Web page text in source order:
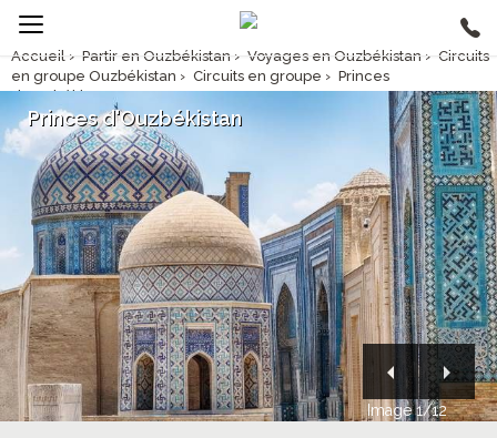
Accueil › Partir en Ouzbékistan › Voyages en Ouzbékistan › Circuits
en groupe Ouzbékistan › Circuits en groupe › Princes
d'Ouzbékistan
Image 1/12
Princes d'Ouzbékistan